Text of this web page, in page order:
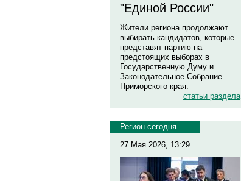
"Единой России"
Жители региона продолжают
выбирать кандидатов, которые
представят партию на
предстоящих выборах в
Государственную Думу и
Законодательное Собрание
Приморского края.
статьи раздела
Регион сегодня
27 Мая 2026, 13:29